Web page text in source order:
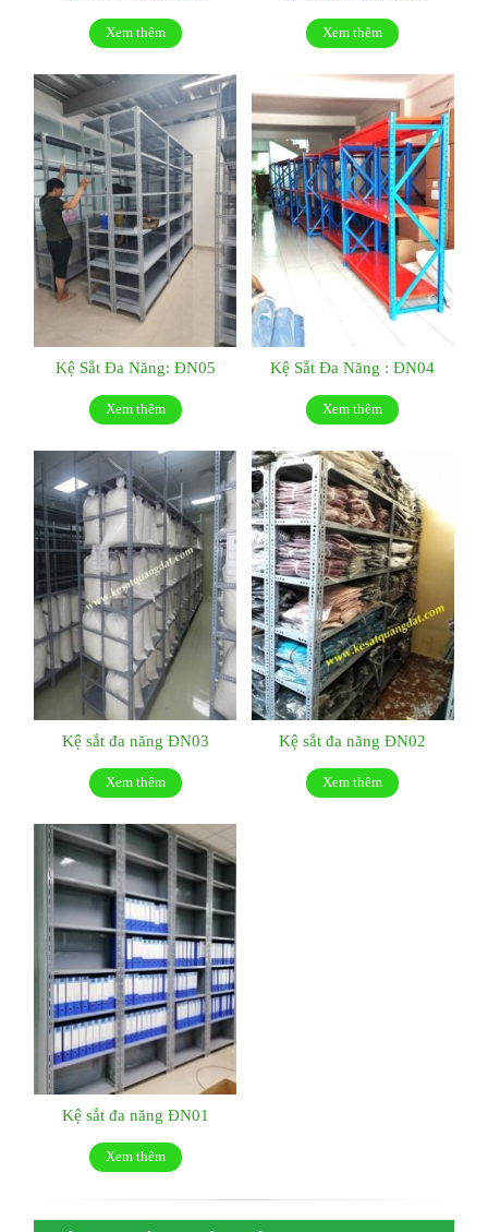
Xem thêm Xem thêm
Kệ Sắt Đa Năng: ĐN05
Xem thêm
Kệ Sắt Đa Năng : ĐN04
Xem thêm
Kệ sắt đa năng ĐN03
Xem thêm
Kệ sắt đa năng ĐN02
Xem thêm
Kệ sắt đa năng ĐN01
Xem thêm